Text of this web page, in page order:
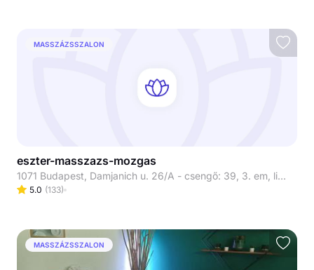
MASSZÁZSSZALON
eszter-masszazs-mozgas
1071 Budapest, Damjanich u. 26/A - csengő: 39, 3. em, liftből kilépve jobbra a 3. ajtó
5.0 (133)
MASSZÁZSSZALON